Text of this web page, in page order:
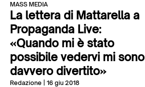
MASS MEDIA
La lettera di Mattarella a
Propaganda Live:
«Quando mi è stato
possibile vedervi mi sono
davvero divertito»
Redazione | 16 giu 2018